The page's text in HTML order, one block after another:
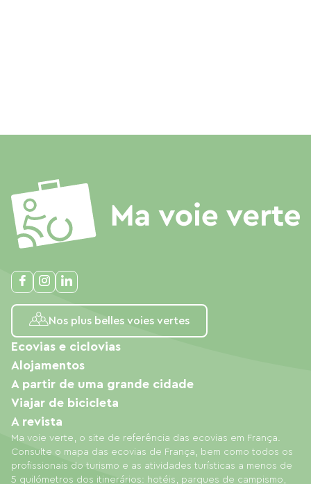
Nos plus belles voies vertes
Ma voie verte, o site de referência das ecovias em França.
Consulte o mapa das ecovias de França, bem como todos os
profissionais do turismo e as atividades turísticas a menos de
5 quilómetros dos itinerários: hotéis, parques de campismo,
Ecovias e ciclovias
Alojamentos
A partir de uma grande cidade
Viajar de bicicleta
A revista